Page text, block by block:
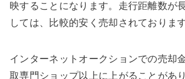
映することになります。走行距離数が
しては、比較的安く売却されております
インターネットオークションでの売却
取専門ショップ以上に上がることがあ